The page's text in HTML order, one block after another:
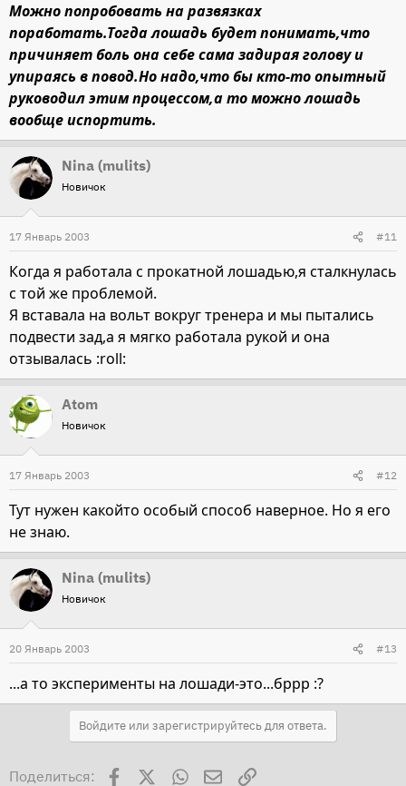
Можно попробовать на развязках
поработать.Тогда лошадь будет понимать,что
причиняет боль она себе сама задирая голову и
упираясь в повод.Но надо,что бы кто-то опытный
руководил этим процессом,а то можно лошадь
вообще испортить.
Nina (mulits)
Новичок
17 Январь 2003 #11
Когда я работала с прокатной лошадью,я сталкнулась
с той же проблемой.
Я вставала на вольт вокруг тренера и мы пытались
подвести зад,а я мягко работала рукой и она
отзывалась :roll:
Atom
Новичок
17 Январь 2003 #12
Тут нужен какойто особый способ наверное. Но я его
не знаю.
Nina (mulits)
Новичок
20 Январь 2003 #13
...а то эксперименты на лошади-это...бррр :?
Войдите или зарегистрируйтесь для ответа.
Поделиться: Facebook WhatsAppЭлектронная почта
Ссылка